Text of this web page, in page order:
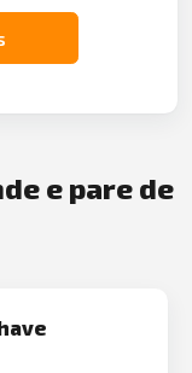
e pare de